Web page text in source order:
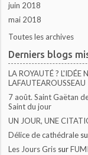
juin 2018
mai 2018
Toutes les archives
Derniers blogs
LA ROYAUTÉ ? L'IDÉE
LAFAUTEAROUSSEAU
7 août. Saint Gaëtan
Saint du jour
UN JOUR, UNE
Délice de cathédrale
Les Jours Gris sur